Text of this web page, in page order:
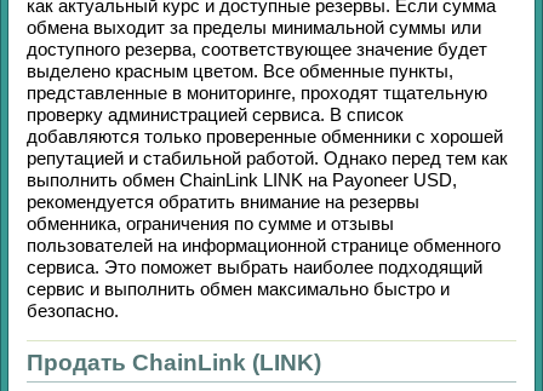
как актуальный курс и доступные резервы. Если сумма
обмена выходит за пределы минимальной суммы или
доступного резерва, соответствующее значение будет
выделено красным цветом. Все обменные пункты,
представленные в мониторинге, проходят тщательную
проверку администрацией сервиса. В список
добавляются только проверенные обменники с хорошей
репутацией и стабильной работой. Однако перед тем как
выполнить обмен ChainLink LINK на Payoneer USD,
рекомендуется обратить внимание на резервы
обменника, ограничения по сумме и отзывы
пользователей на информационной странице обменного
сервиса. Это поможет выбрать наиболее подходящий
сервис и выполнить обмен максимально быстро и
безопасно.
Продать ChainLink (LINK)